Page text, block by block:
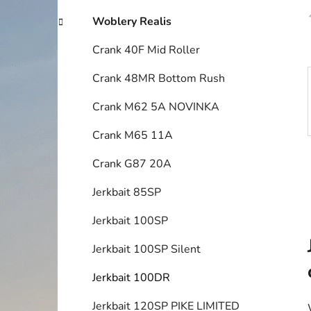
p
Woblery Realis
Crank 40F Mid Roller
Crank 48MR Bottom Rush
Crank M62 5A NOVINKA
Crank M65 11A
Crank G87 20A
Jerkbait 85SP
Jerkbait 100SP
Jerkbait 100SP Silent
Jerkbait 100DR
Jerkbait 120SP PIKE LIMITED